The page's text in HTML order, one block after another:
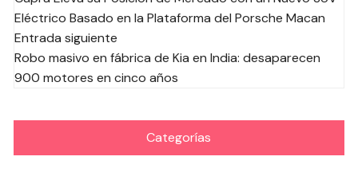
de
las
entradas
Eléctrico Basado en la Plataforma del Porsche Macan
Entrada siguiente
Robo masivo en fábrica de Kia en India: desaparecen
900 motores en cinco años
Categorías